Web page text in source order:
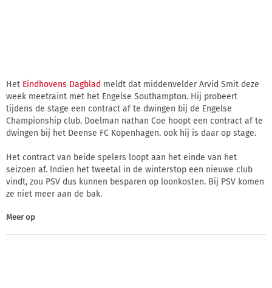
Het Eindhovens Dagblad meldt dat middenvelder Arvid Smit deze
week meetraint met het Engelse Southampton. Hij probeert
tijdens de stage een contract af te dwingen bij de Engelse
Championship club. Doelman nathan Coe hoopt een contract af te
dwingen bij het Deense FC Kopenhagen. ook hij is daar op stage.
Het contract van beide spelers loopt aan het einde van het
seizoen af. Indien het tweetal in de winterstop een nieuwe club
vindt, zou PSV dus kunnen besparen op loonkosten. Bij PSV komen
ze niet meer aan de bak.
Meer op